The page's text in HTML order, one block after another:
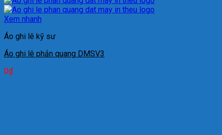
Xem nhanh
Áo ghi lê kỹ sư
Áo ghi lê phản quang DMSV3
0₫